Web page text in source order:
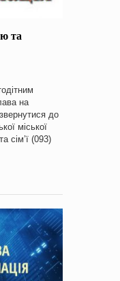
та
на
до
міської
сім’ї (093)